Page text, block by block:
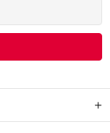
Der
und